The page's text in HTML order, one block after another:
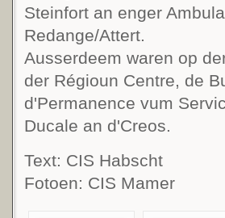
Steinfort an enger
Redange/Attert.
Ausserdeem waren op
der Régioun Centre, de
d'Permanence vum
Ducale an d'Creos.
Text: CIS Habscht
Fotoen: CIS Mamer